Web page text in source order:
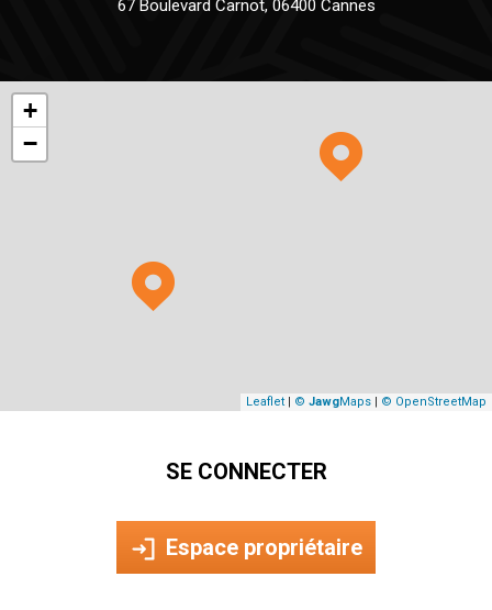
67 Boulevard Carnot, 06400 Cannes
+
−
Leaflet | © JawgMaps | © OpenStreetMap
SE CONNECTER
Espace propriétaire